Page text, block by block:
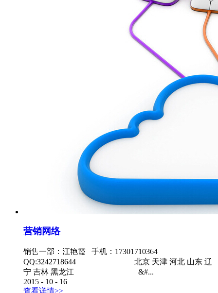
营销网络
销售一部：江艳霞 手机：17301710364
QQ:3242718644 北京 天津 河北 山东 辽
宁 吉林 黑龙江 &#...
2015 - 10 - 16
查看详情>>